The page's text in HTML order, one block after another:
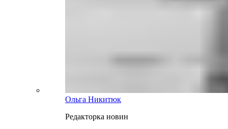
Ольга Никитюк
Редакторка новин